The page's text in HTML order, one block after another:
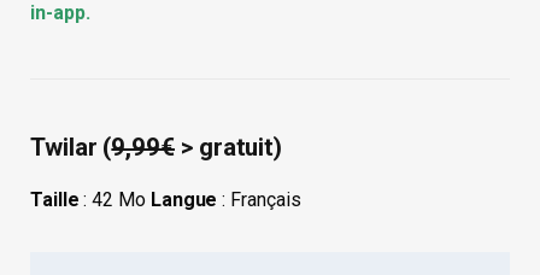
in-app.
Twilar (9,99€> gratuit)
Taille : 42 Mo Langue : Français